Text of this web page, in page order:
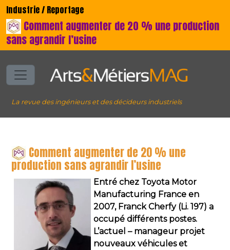
Industrie / Reportage
Comment augmenter de 20 % une production
sans agrandir l’usine
La revue des ingénieurs et des décideurs industriels
Comment augmenter de 20 % une
production sans agrandir l’usine
Entré chez Toyota Motor
Manufacturing France en
2007, Franck Cherfy (Li. 197) a
occupé différents postes.
L’actuel – manageur projet
nouveaux véhicules et